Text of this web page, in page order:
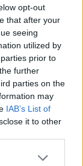
opt-out
that after your
seeing
utilized by
prior to
further
parties on the
may
IAB’s List of
it to other
Sfinții